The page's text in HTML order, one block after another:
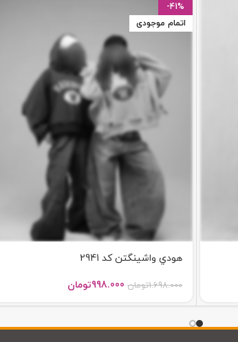
-41%
اتمام موجودی
هودي واشينگتن کد 2941
1.698.000تومان 998.000تومان